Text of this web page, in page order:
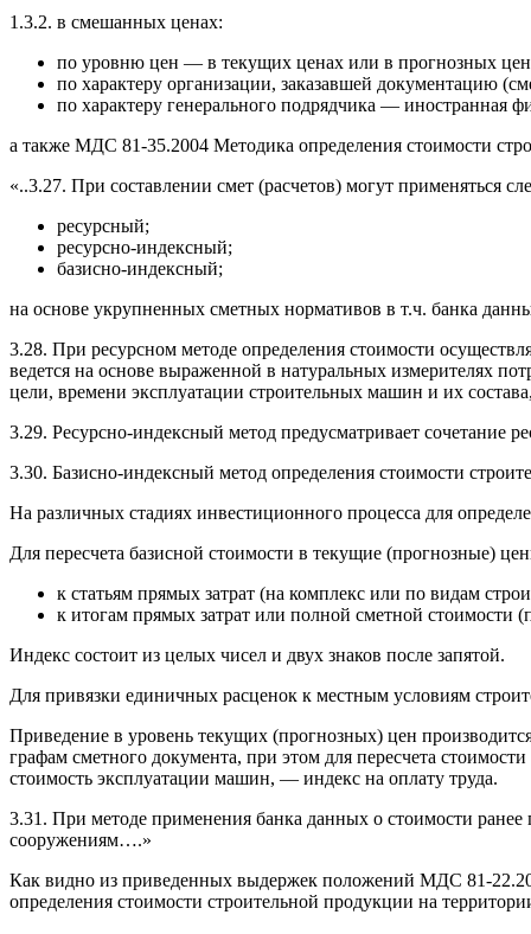
1.3.2. в смешанных ценах:
по уровню цен — в текущих ценах или в прогнозных
по характеру организации, заказавшей документацию
по характеру генерального подрядчика — иностранная
а также МДС 81-35.2004 Методика определения стоимости
«..3.27. При составлении смет (расчетов) могут применяться
ресурсный;
ресурсно-индексный;
базисно-индексный;
на основе укрупненных сметных нормативов в т.ч. банка
3.28. При ресурсном методе определения стоимости
ведется на основе выраженной в натуральных измерителях
цели, времени эксплуатации строительных машин и их
3.29. Ресурсно-индексный метод предусматривает сочетание
3.30. Базисно-индексный метод определения стоимости
На различных стадиях инвестиционного процесса для
Для пересчета базисной стоимости в текущие (прогнозные)
к статьям прямых затрат (на комплекс или по видам
к итогам прямых затрат или полной сметной стоимости
Индекс состоит из целых чисел и двух знаков после запятой.
Для привязки единичных расценок к местным условиям
Приведение в уровень текущих (прогнозных) цен
графам сметного документа, при этом для пересчета
стоимость эксплуатации машин, — индекс на оплату труда.
3.31. При методе применения банка данных о стоимости
сооружениям….»
Как видно из приведенных выдержек положений МДС 81-
определения стоимости строительной продукции на